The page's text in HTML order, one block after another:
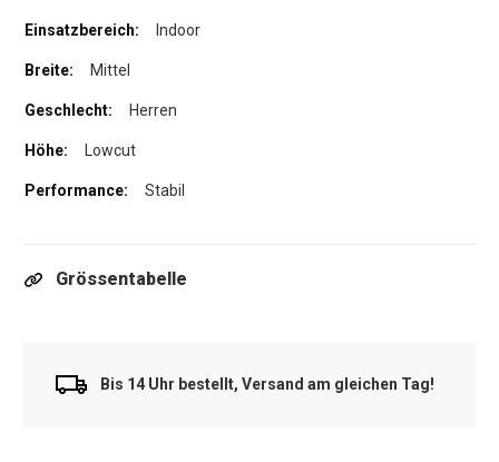
Indoor
Mittel
Herren
Lowcut
Stabil
Grössentabelle
Bis 14 Uhr bestellt, Versand am gleichen Tag!